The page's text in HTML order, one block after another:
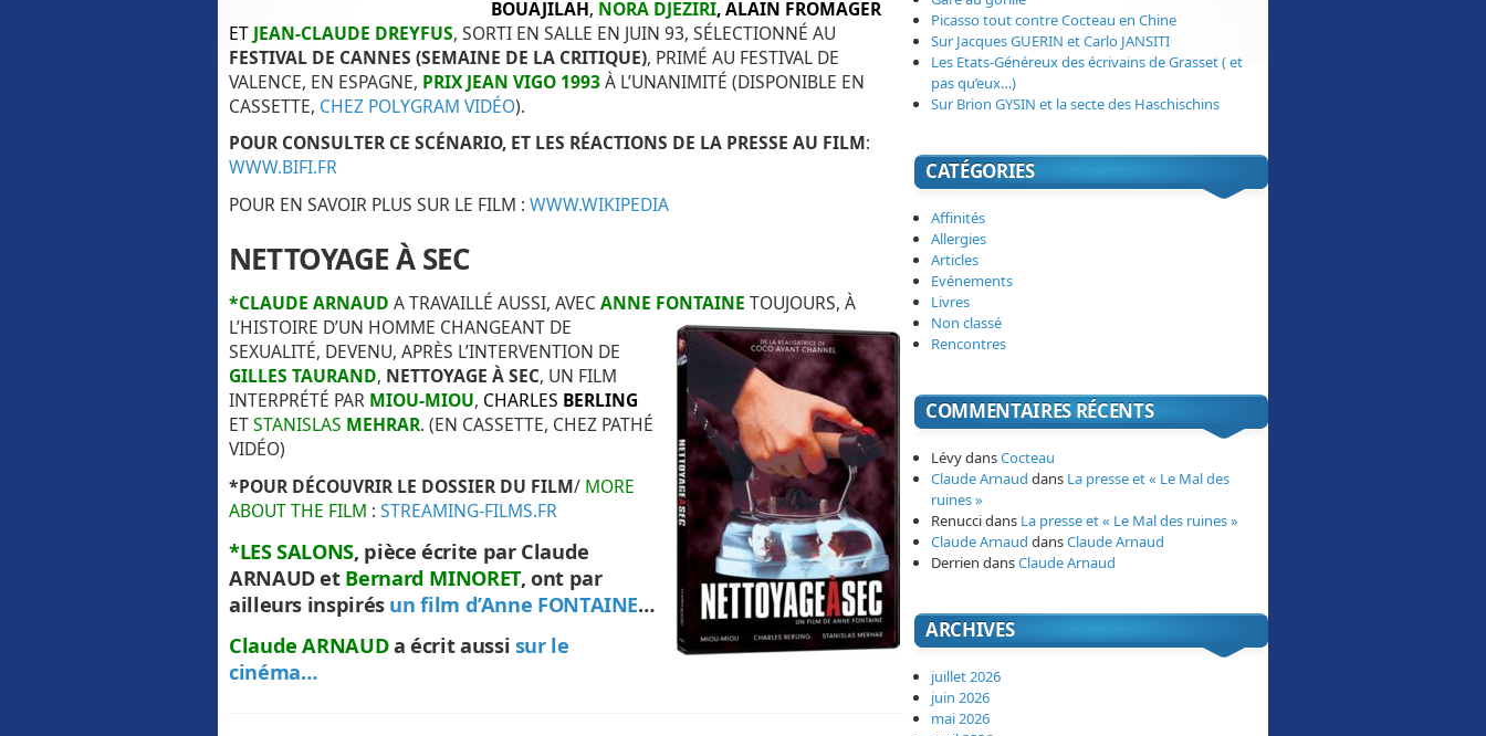
BOUAJILAH, NORA DJEZIRI, ALAIN FROMAGER
ET JEAN-CLAUDE DREYFUS, SORTI EN SALLE EN JUIN 93, SÉLECTIONNÉ AU
FESTIVAL DE CANNES (SEMAINE DE LA CRITIQUE), PRIMÉ AU FESTIVAL DE
VALENCE, EN ESPAGNE, PRIX JEAN VIGO 1993À L’UNANIMITÉ (DISPONIBLE EN
CASSETTE, CHEZ POLYGRAM VIDÉO).
POUR CONSULTER CE SCÉNARIO, ET LES RÉACTIONS DE LA PRESSE AU FILM:
WWW.BIFI.FR
POUR EN SAVOIR PLUS SUR LE FILM : WWW.WIKIPEDIA
NETTOYAGE À SEC
*CLAUDE ARNAUD A TRAVAILLÉ AUSSI, AVECANNE FONTAINE TOUJOURS, À
L’HISTOIRE D’UN HOMME CHANGEANT DE
SEXUALITÉ, DEVENU, APRÈS L’INTERVENTION DE
GILLES TAURAND, NETTOYAGE À SEC, UN FILM
INTERPRÉTÉ PAR MIOU-MIOU, CHARLES BERLING
ETSTANISLAS MEHRAR. (EN CASSETTE, CHEZ PATHÉ
VIDÉO)
*POUR DÉCOUVRIR LE DOSSIER DU FILM/ MORE
ABOUT THE FILM : STREAMING-FILMS.FR
*LES SALONS, pièce écrite par Claude
ARNAUD et Bernard MINORET, ont par
ailleurs inspirés un film d’Anne FONTAINE…
Claude ARNAUDa écrit aussi sur le
cinéma…
Picasso tout contre Cocteau en Chine
Sur Jacques GUERIN et Carlo JANSITI
Les Etats-Généreux des écrivains de Grasset ( et
pas qu’eux…)
Sur Brion GYSIN et la secte des Haschischins
CATÉGORIES
Affinités
Allergies
Articles
Evénements
Livres
Non classé
Rencontres
COMMENTAIRES RÉCENTS
LévydansCocteau
Claude Arnaud dans La presse et « Le Mal des
ruines »
Renuccidans La presse et « Le Mal des ruines »
Claude Arnaud dansClaude Arnaud
Derrien dansClaude Arnaud
ARCHIVES
juillet 2026
juin 2026
mai 2026